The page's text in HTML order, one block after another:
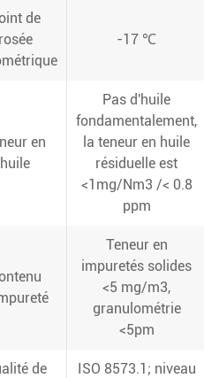
de
rosée
-17 ℃
en
huile
Pas d'huile
fondamentalement,
la teneur en huile
résiduelle est
<1mg/Nm3 /< 0.8
ppm
Teneur en
impuretés solides
<5 mg/m3,
granulométrie
<5pm
de
ISO 8573.1; niveau